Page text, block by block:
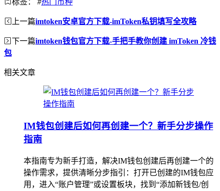
标签： #热门币种
上一篇imtoken安卓官方下载-imToken私钥填写全攻略
下一篇imtoken钱包官方下载-手把手教你创建 imToken 冷钱
包
相关文章
IM钱包创建后如何再创建一个？新手分步操作
指南
本指南专为新手打造，解决IM钱包创建后再创建一个的
操作需求，提供清晰分步指引：打开已创建的IM钱包应
用，进入“账户管理”或设置板块，找到“添加新钱包/创